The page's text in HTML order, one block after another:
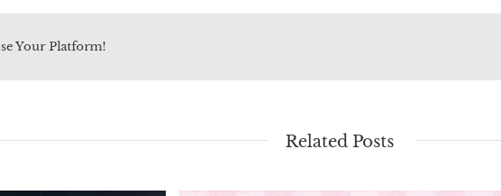
Your Platform!
Related Posts